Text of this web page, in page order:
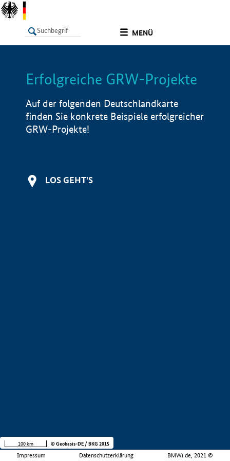
MENÜ
LISTE Info
Erfolgreiche GRW-Projekte
Auf der folgenden Deutschlandkarte
finden Sie konkrete Beispiele erfolgreicher
GRW-Projekte!
LOS GEHT'S
Impressum Datenschutzerklärung BMWi.de, 2021 ©
100 km © Geobasis-DE / BKG 2015